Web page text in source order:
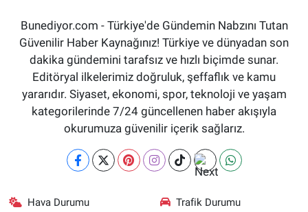
Bunediyor.com - Türkiye'de Gündemin Nabzını Tutan
Güvenilir Haber Kaynağınız! Türkiye ve dünyadan son
dakika gündemini tarafsız ve hızlı biçimde sunar.
Editöryal ilkelerimiz doğruluk, şeffaflık ve kamu
yararıdır. Siyaset, ekonomi, spor, teknoloji ve yaşam
kategorilerinde 7/24 güncellenen haber akışıyla
okurumuza güvenilir içerik sağlarız.
Hava Durumu Trafik Durumu